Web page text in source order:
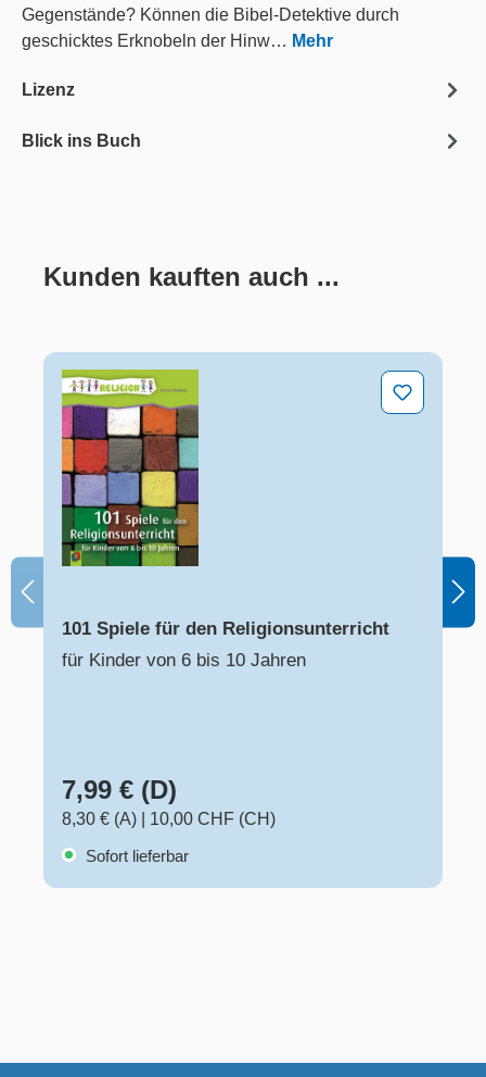
Gegenstände? Können die Bibel-Detektive durch
geschicktes Erknobeln der Hinw… Mehr
Lizenz
Blick ins Buch
Produktgalerie überspringen
Kunden kauften auch ...
101 Spiele für den Religionsunterricht
101 Spiele für den Religionsunterricht
für Kinder von 6 bis 10 Jahren
7,99 € (D)
8,30 € (A)
10,00 CHF (CH)
Sofort lieferbar